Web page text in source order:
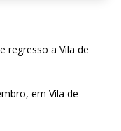
regresso a Vila de
em Vila de